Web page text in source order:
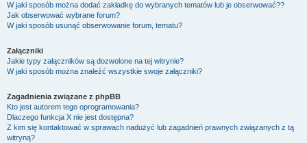
W jaki sposób można dodać zakładkę do wybranych tematów lub je obserwować??
Jak obserwować wybrane forum?
W jaki sposób usunąć obserwowanie forum, tematu?
Załączniki
Jakie typy załączników są dozwolone na tej witrynie?
W jaki sposób można znaleźć wszystkie swoje załączniki?
Zagadnienia związane z phpBB
Kto jest autorem tego oprogramowania?
Dlaczego funkcja X nie jest dostępna?
Z kim się kontaktować w sprawach nadużyć lub zagadnień prawnych związanych z tą
witryną?